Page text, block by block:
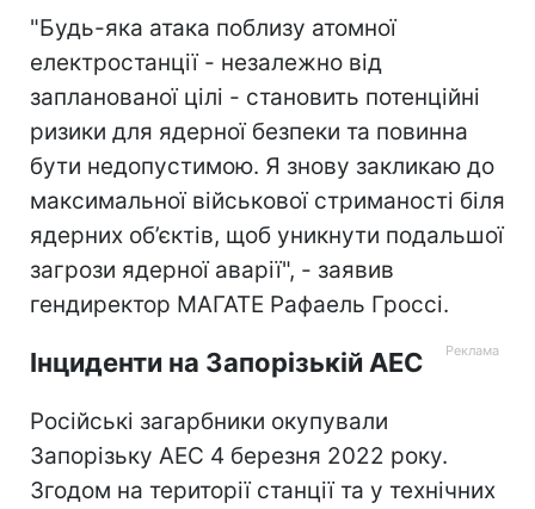
"Будь-яка атака поблизу атомної
електростанції - незалежно від
запланованої цілі - становить потенційні
ризики для ядерної безпеки та повинна
бути недопустимою. Я знову закликаю до
максимальної військової стриманості біля
ядерних об’єктів, щоб уникнути подальшої
загрози ядерної аварії", - заявив
гендиректор МАГАТЕ Рафаель Гроссі.
Інциденти на Запорізькій АЕС
Російські загарбники окупували
Запорізьку АЕС 4 березня 2022 року.
Згодом на території станції та у технічних